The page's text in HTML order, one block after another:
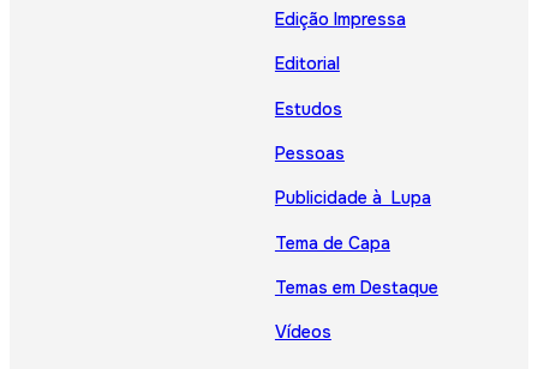
Edição Impressa
Editorial
Estudos
Pessoas
Publicidade à Lupa
Tema de Capa
Temas em Destaque
Vídeos